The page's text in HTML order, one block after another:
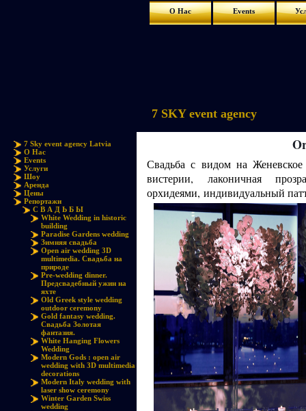
О Нас Events
7 Sky event agency Latvia
О Нас
Events
Услуги
Шоу
Аренда
Цены
Репортажи
С В А Д Ь Б Ы
White Wedding in historic
building
Paradise Gardens wedding
Зимняя свадьба
Open air wedding 3D
multimedia. Свадьба на
природе
Pre-wedding dinner.
Предсвадебный ужин на
яхте
Old Greek style wedding
outdoor ceremony
Gold fantasy wedding.
Свадьба Золотая
фантазия.
White Hanging Flowers
Wedding
Modern Gods : open air
wedding with 3D multimedia
decorations
Modern Italy wedding with
laser show ceremony
Winter Garden Swiss
wedding
7 SKY event agency
Свадьба с видом на
вистерии, лаконичная
орхидеями, индивидуальный